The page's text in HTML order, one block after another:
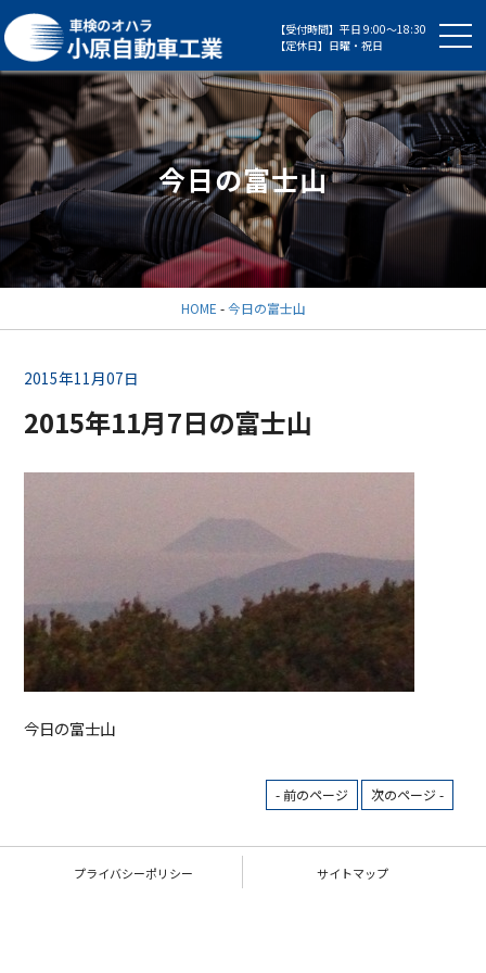
【受付時間】平日 9:00～18:30
【定休日】日曜・祝日
今日の富士山
HOME -今日の富士山
2015年11月07日
2015年11月7日の富士山
今日の富士山
- 前のページ 次のページ -
プライバシーポリシー サイトマップ